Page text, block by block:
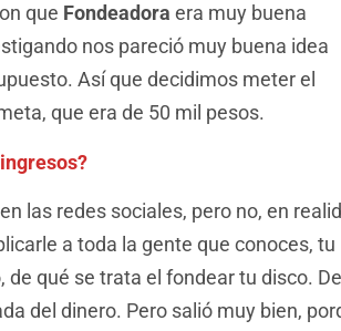
que Fondeadora era muy buena
nos pareció muy buena idea
Así que decidimos meter el
que era de 50 mil pesos.
las redes sociales, pero no, en
a toda la gente que conoces, tu
qué se trata el fondear tu disco.
del dinero. Pero salió muy bien,